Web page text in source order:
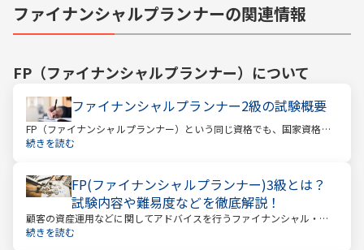
ファイナンシャルプランナーの関連情報
FP（ファイナンシャルプランナー） について
ファイナンシャルプランナー2級の試験概要
FP（ファイナンシャルプランナー）という同じ資格でも、国家資格と
民間資格の2種類にわかれています。
続きを読む
FP(ファイナンシャルプランナー)3級とは？
試験内容や難易度などを徹底解説！
顧客の資産運用などに関してアドバイスを行うファイナンシャル・プ
ランナー。このファイナンシャル・プランナーとして働くときに、大
続きを読む